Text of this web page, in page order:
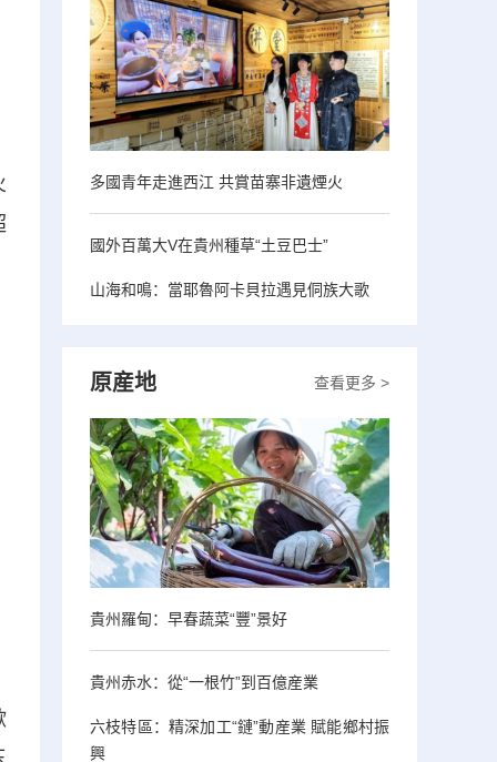
多國青年走進西江 共賞苗寨非遺煙火
國外百萬大V在貴州種草“土豆巴士”
山海和鳴：當耶魯阿卡貝拉遇見侗族大歌
查看更多 >
原産地
貴州羅甸：早春蔬菜“豐”景好
貴州赤水：從“一根竹”到百億産業
六枝特區：精深加工“鏈”動産業 賦能鄉村振
興